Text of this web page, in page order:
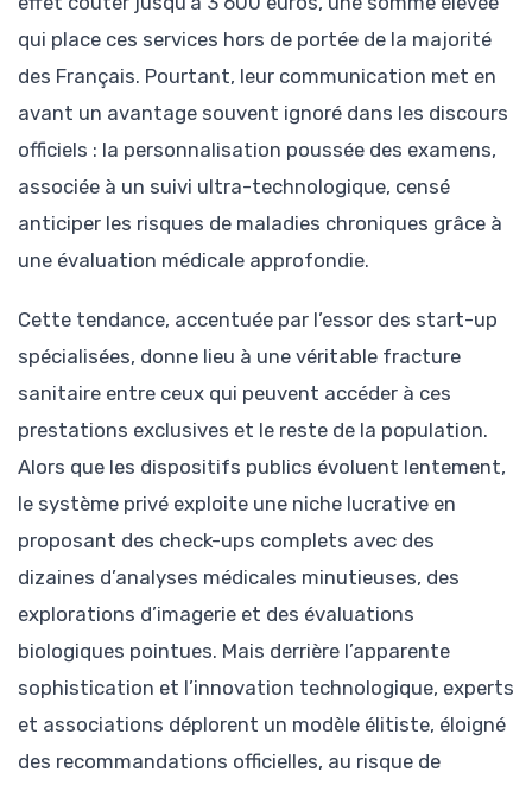
qui place ces services hors de portée de la majorité
des Français. Pourtant, leur communication met en
avant un avantage souvent ignoré dans les discours
officiels : la personnalisation poussée des examens,
associée à un suivi ultra-technologique, censé
anticiper les risques de maladies chroniques grâce à
une évaluation médicale approfondie.
Cette tendance, accentuée par l’essor des start-up
spécialisées, donne lieu à une véritable fracture
sanitaire entre ceux qui peuvent accéder à ces
prestations exclusives et le reste de la population.
Alors que les dispositifs publics évoluent lentement,
le système privé exploite une niche lucrative en
proposant des check-ups complets avec des
dizaines d’analyses médicales minutieuses, des
explorations d’imagerie et des évaluations
biologiques pointues. Mais derrière l’apparente
sophistication et l’innovation technologique, experts
et associations déplorent un modèle élitiste, éloigné
des recommandations officielles, au risque de